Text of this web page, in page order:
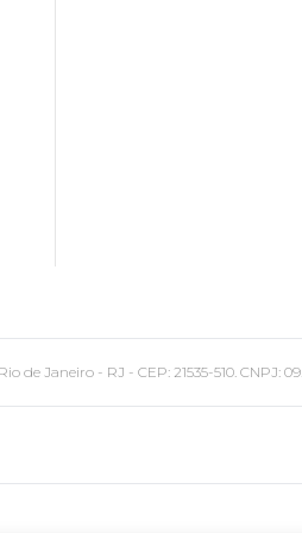
Janeiro - RJ - CEP: 21535-510. CNPJ: